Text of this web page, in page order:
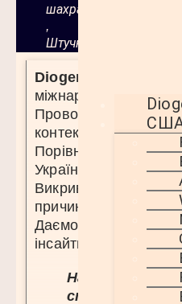
шахрайство
,
Штучний інтелект
Diogen.uk
міжнародні події.
Проводимо глибокий
контекстів і
Порівнюємо
України та Китаю.
Викриваємо
причинно-наслідкові
Даємо виважені
інсайти.
На порталі
статті ЗМІ з